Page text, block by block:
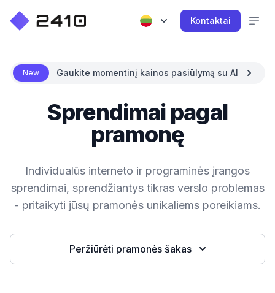
Kontaktai
New Gaukite momentinį kainos pasiūlymą su AI
Sprendimai pagal
pramonę
Individualūs interneto ir programinės įrangos
sprendimai, sprendžiantys tikras verslo problemas
- pritaikyti jūsų pramonės unikaliems poreikiams.
Peržiūrėti pramonės šakas